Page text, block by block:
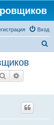
Вход
Поиск